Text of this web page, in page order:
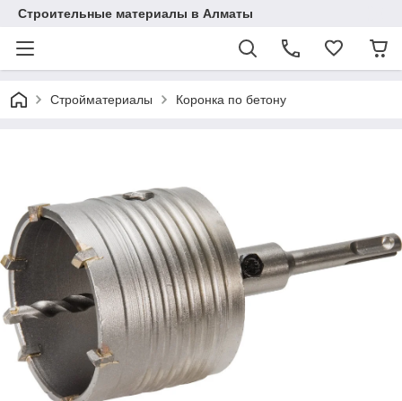
Строительные материалы в Алматы
Стройматериалы Коронка по бетону